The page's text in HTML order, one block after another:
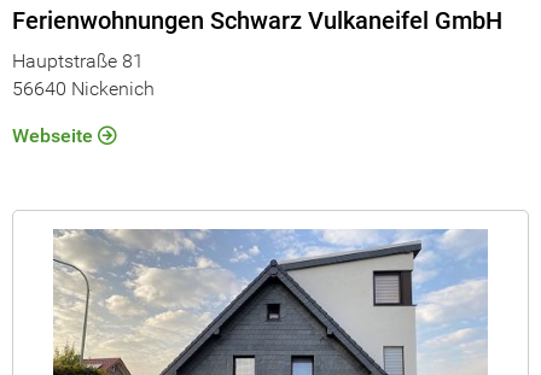
Ferienwohnungen Schwarz Vulkaneifel GmbH
Hauptstraße 81
56640 Nickenich
Webseite